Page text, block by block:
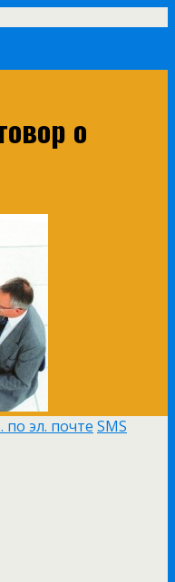
о
по эл. почте SMS